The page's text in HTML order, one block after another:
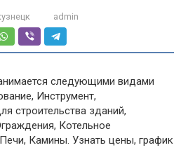
admin
следующими видами
Инструмент,
строительства зданий,
Котельное
Камины. Узнать цены, график